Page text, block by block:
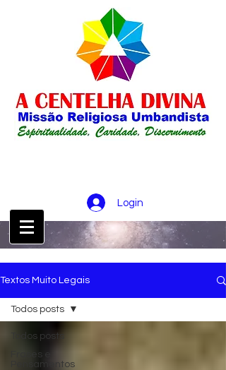
CONTATO :21 98256-0826
Login
Textos Muito Legais
Todos posts
Frases e
Pensamentos
Todos posts